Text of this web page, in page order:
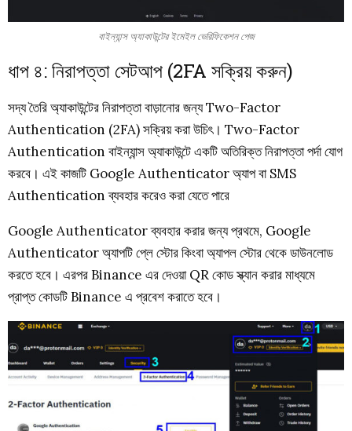
বাইন্যান্স অ্যাকাউন্টের ইমেইল ভেরিফিকেশন পেজ
ধাপ ৪: নিরাপত্তা সেটআপ (2FA সক্রিয় করুন)
সদ্য তৈরি অ্যাকাউন্টের নিরাপত্তা বাড়ানোর জন্য Two-Factor
Authentication (2FA) সক্রিয় করা উচিৎ। Two-Factor
Authentication বাইন্যান্স অ্যাকাউন্টে একটি অতিরিক্ত নিরাপত্তা পর্দা যোগ
করবে। এই কাজটি Google Authenticator অ্যাপ বা SMS
Authentication ব্যবহার করেও করা যেতে পারে
Google Authenticator ব্যবহার করার জন্য প্রথমে, Google
Authenticator অ্যাপটি প্লে স্টোর কিংবা অ্যাপল স্টোর থেকে ডাউনলোড
করতে হবে। এরপর Binance এর দেওয়া QR কোড স্ক্যান করার মাধ্যমে
প্রাপ্ত কোডটি Binance এ প্রবেশ করাতে হবে।